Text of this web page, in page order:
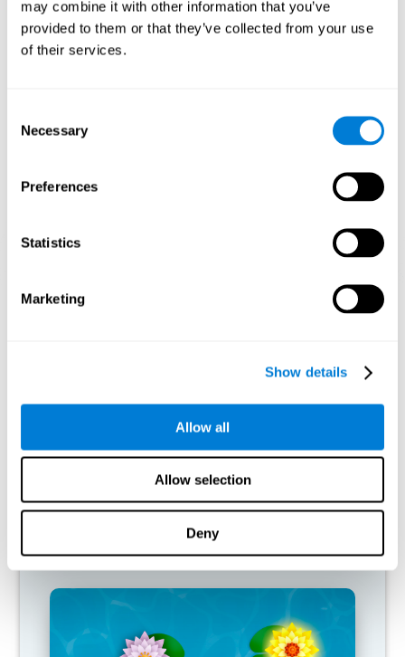
may combine it with other information that you’ve
provided to them or that they’ve collected from your use
of their services.
Selection
Necessary
Preferences
Statistics
Marketing
Show details
Allow all
Allow selection
Deny
Das Spielen von Candy Line stimuliert die Planung, die
Überwachung und das Arbeitsgedächtnis. Das konsequente
Wiederholen und Trainieren dieser Fähigkeiten kann dabei helfen,
neue Synapsen zu bilden, die neuronalen Schaltkreise zu
Grafische Projektion der neuronalen Netze nach 3 Wochen.
kognitiven Fähigkeiten nicht
Unser Gehirn eliminiert Verbindungen, die es nicht nutzt, um
normalerweise nicht genutzt wird, stellt das Gehirn keine
Ressourcen für dieses Muster der neuronalen Aktivierung bereit.
Dadurch sind wir bei der Nutzung dieser kognitiven Funktion
schlechter, wodurch wir bei unseren täglichen Aktivitäten weniger